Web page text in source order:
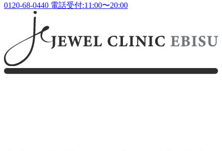
0120-68-0440 電話受付:11:00〜20:00